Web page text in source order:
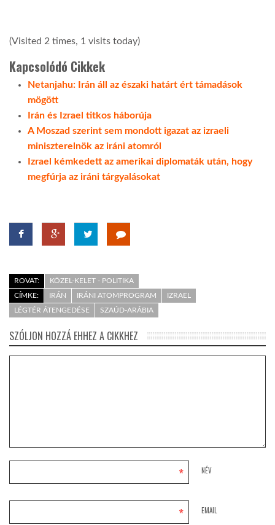
(Visited 2 times, 1 visits today)
Kapcsolódó Cikkek
Netanjahu: Irán áll az északi határt ért támadások
mögött
Irán és Izrael titkos háborúja
A Moszad szerint sem mondott igazat az izraeli
miniszterelnök az iráni atomról
Izrael kémkedett az amerikai diplomaták után, hogy
megfúrja az iráni tárgyalásokat
ROVAT:
KÖZEL-KELET - POLITIKA
CÍMKE:
IRÁN IRÁNI ATOMPROGRAM
IZRAEL
LÉGTÉR ÁTENGEDÉSE
SZAÚD-ARÁBIA
SZÓLJON HOZZÁ EHHEZ A CIKKHEZ
NÉV
*
EMAIL
*